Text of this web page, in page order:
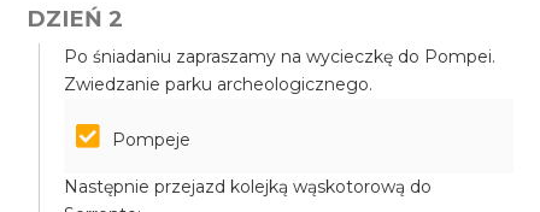
DZIEŃ 2
Po śniadaniu zapraszamy na wycieczkę do Pompei.
Zwiedzanie parku archeologicznego.
Pompeje
Następnie przejazd kolejką wąskotorową do